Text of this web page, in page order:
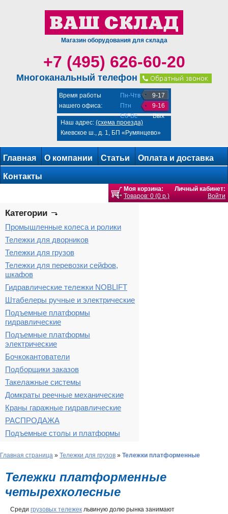
Магазин оборудования для склада
+7 (495) 626-60-20
Многоканальный телефон
Время работы
нашего офиса:
Пн-Чтв
Птн
Сб-Вс
9-17
9-16
Вых
Наш адрес: (схема проезда)
Киевское ш., д. 1, БП «Румянцево»
Главная О компании Статьи Оплата и доставка
Контакты
Моя корзина:
Товаров: 0 (0 р.)
Личный кабинет:
Войти
Категории
Промышленные колеса и ролики
Тележки для дворников
Тележки для грузов
Тележки для перевозки сейфов,
шкафов
Гидравлические тележки NOBLIFT
Штабелеры ручные и электрические
Подъемные платформы
гидравлические
Подъемные платформы
электрические
Бочкокантователи
Подборщики заказов
Такелажные системы
Домкраты реечные механические
Краны гаражные гидравлические
РАСПРОДАЖА
Подъемные столы и платформы
Главная страница » Тележки для грузов » Тележки платформенные
Тележки платформенные
четырехколесные
Среди грузовых тележек львиную долю рынка занимают